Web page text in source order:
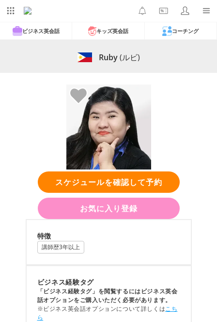
ビジネス英会話 キッズ英会話 コーチング
Ruby(ルビ)
スケジュールを確認して予約
お気に入り登録
特徴
講師歴3年以上
ビジネス経験タグ
「ビジネス経験タグ」を閲覧するにはビジネス英会
話オプションをご購入いただく必要があります。
※ビジネス英会話オプションについて詳しくはこち
ら